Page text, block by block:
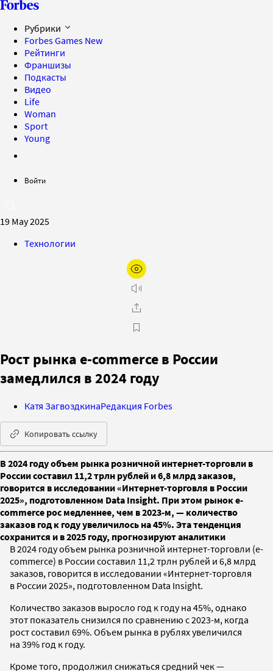
Рубрики
Forbes Games New
Рейтинги
Франшизы
Подкасты
Видео
Life
Woman
Sport
Young
Войти
19 May 2025
Технологии
Рост рынка e-commerce в России
замедлился в 2024 году
Катя ЗагвоздкинаРедакция Forbes
Копировать ссылку
В 2024 году объем рынка розничной интернет-торговли в
России составил 11,2 трлн рублей и 6,8 млрд заказов,
говорится в исследовании «Интернет-торговля в России
2025», подготовленном Data Insight. При этом рынок e-
commerce рос медленнее, чем в 2023-м, — количество
заказов год к году увеличилось на 45%. Эта тенденция
сохранится и в 2025 году, прогнозируют аналитики
В 2024 году объем рынка розничной интернет-торговли (e-
commerce) в России составил 11,2 трлн рублей и 6,8 млрд
заказов, говорится в исследовании «Интернет-торговля
в России 2025», подготовленном Data Insight.
Количество заказов выросло год к году на 45%, однако
этот показатель снизился по сравнению с 2023-м, когда
рост составил 69%. Объем рынка в рублях увеличился
на 39% год к году.
Кроме того, продолжил снижаться средний чек —